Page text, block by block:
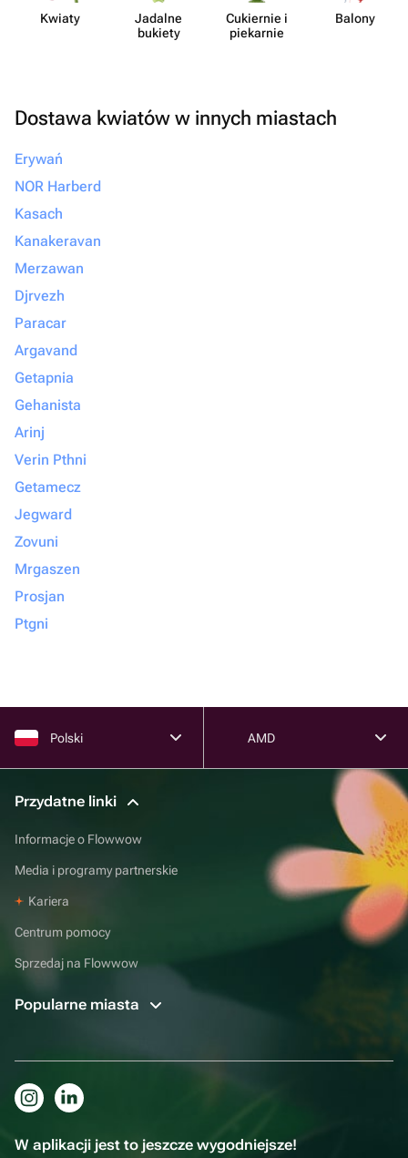
Kwiaty
Jadalne
bukiety
Cukiernie i
piekarnie
Balony
Dostawa kwiatów w innych miastach
Erywań
NOR Harberd
Kasach
Kanakeravan
Merzawan
Djrvezh
Paracar
Argavand
Getapnia
Gehanista
Arinj
Verin Pthni
Getamecz
Jegward
Zovuni
Mrgaszen
Prosjan
Ptgni
Polski AMD
Przydatne linki
Informacje o Flowwow
Media i programy partnerskie
Kariera
Centrum pomocy
Sprzedaj na Flowwow
Popularne miasta
W aplikacji jest to jeszcze wygodniejsze!